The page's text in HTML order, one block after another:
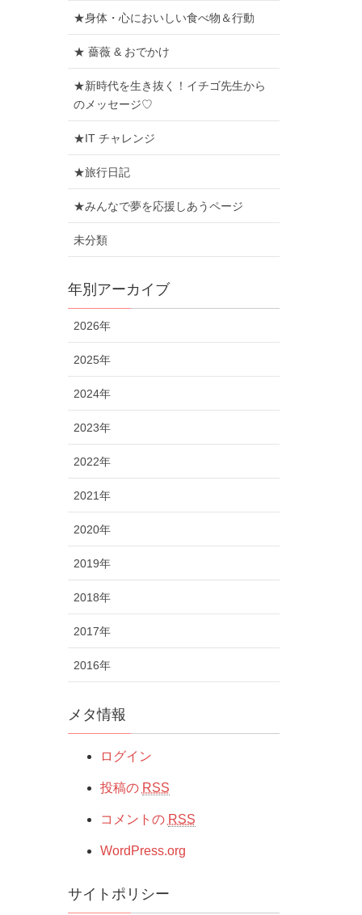
★身体・心においしい食べ物＆行動
★ 薔薇 & おでかけ
★新時代を生き抜く！イチゴ先生から
のメッセージ♡
★IT チャレンジ
★旅行日記
★みんなで夢を応援しあうページ
未分類
年別アーカイブ
2026年
2025年
2024年
2023年
2022年
2021年
2020年
2019年
2018年
2017年
2016年
メタ情報
ログイン
投稿の RSS
コメントの RSS
WordPress.org
サイトポリシー